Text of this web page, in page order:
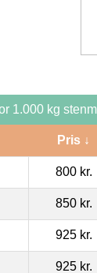
1.000 kg
Pris ↓
800 kr.
850 kr.
925 kr.
925 kr.